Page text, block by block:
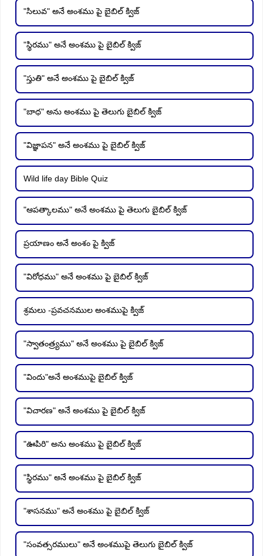
"సిలువ" అనే అంశము పై బైబిల్ క్విజ్
"స్థిరము" అనే అంశము పై బైబిల్ క్విజ్
"స్తుతి" అనే అంశము పై బైబిల్ క్విజ్
"బాధ" అను అంశము పై తెలుగు బైబిల్ క్విజ్
"విజ్ఞాపన" అనే అంశము పై బైబిల్ క్విజ్
Wild life day Bible Quiz
"ఆపత్కాలము" అనే అంశము పై తెలుగు బైబిల్ క్విజ్
ప్రయాణం అనే అంశం పై క్విజ్
"విరోధము" అనే అంశము పై బైబిల్ క్విజ్
శ్రమలు -ప్రవచనముల అంశముపై క్విజ్
"స్వాతంత్ర్యము" అనే అంశము పై బైబిల్ క్విజ్
"విందు"అనే అంశముపై బైబిల్ క్విజ్
"విచారణ" అనే అంశము పై బైబిల్ క్విజ్
"ఊపిరి" అను అంశము పై బైబిల్ క్విజ్
"స్థిరము" అనే అంశము పై బైబిల్ క్విజ్
"శాసనము" అనే అంశము పై బైబిల్ క్విజ్
"సంవత్సరములు" అనే అంశముపై తెలుగు బైబిల్ క్విజ్